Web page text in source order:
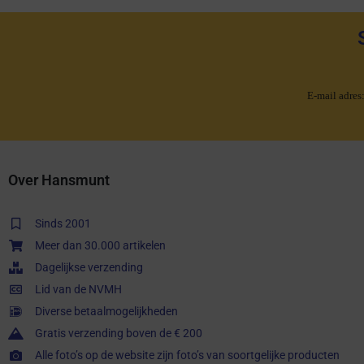
E-mail adres:
Over Hansmunt
Sinds 2001
Meer dan 30.000 artikelen
Dagelijkse verzending
Lid van de NVMH
Diverse betaalmogelijkheden
Gratis verzending boven de € 200
Alle foto’s op de website zijn foto’s van soortgelijke producten